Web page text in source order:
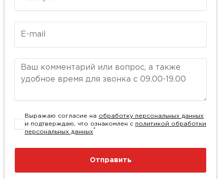
Комментарий
Выражаю согласие на обработку персональных данных
и подтверждаю, что ознакомлен с политикой обработки
персональных данных*
Отправить